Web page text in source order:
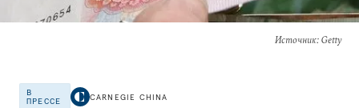
Источник: Getty
В
ПРЕССЕ
CARNEGIE CHINA